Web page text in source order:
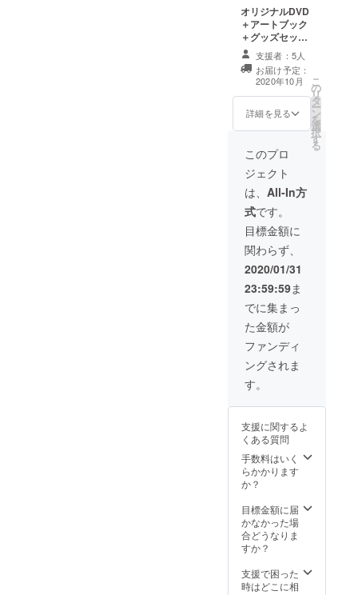
オリジナルDVD
＋アートブック
＋グッズセット
＋直筆イラスト
＜直筆イラスト
内容＞B5額入り
キャラクター
（空夢）が描か
れたモノクロペ
れか１点（絵柄
はお選び頂けま
せん）
支援者：5人
お届け予定：
2020年10月
詳細を見る
こ
の
リ
タ
ー
ン
を
選
択
す
る
このプロ
ジェクト
は、 All-In方
式です。
目標金額に
関わらず、
2020/01/31
23:59:59ま
でに集まっ
た金額が
ファンディ
ングされま
す。
支援に関するよ
くある質問
手数料はいく
らかかります
か？
目標金額に届
かなかった場
合どうなりま
すか？
支援で困った
時はどこに相